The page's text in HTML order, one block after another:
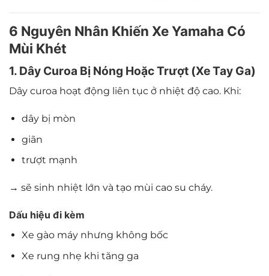
6 Nguyên Nhân Khiến Xe Yamaha Có
Mùi Khét
1. Dây Curoa Bị Nóng Hoặc Trượt (Xe Tay Ga)
Dây curoa hoạt động liên tục ở nhiệt độ cao. Khi:
dây bị mòn
giãn
trượt mạnh
→ sẽ sinh nhiệt lớn và tạo mùi cao su cháy.
Dấu hiệu đi kèm
Xe gào máy nhưng không bốc
Xe rung nhẹ khi tăng ga